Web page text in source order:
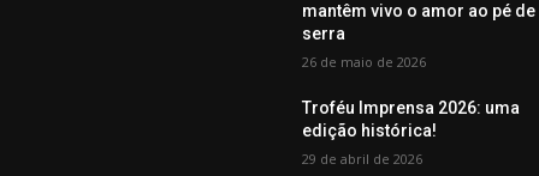
mantêm vivo o amor ao pé de
serra
26 de maio de 2026
Troféu Imprensa 2026: uma
edição histórica!
29 de abril de 2026